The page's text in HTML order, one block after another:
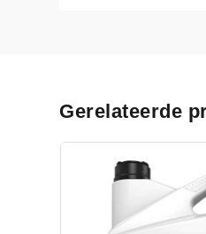
Gerelateerde